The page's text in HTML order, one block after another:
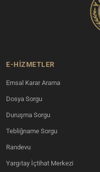
E-HİZMETLER
Emsal Karar Arama
Dosya Sorgu
Duruşma Sorgu
Tebliğname Sorgu
Randevu
Yargıtay İçtihat Merkezi